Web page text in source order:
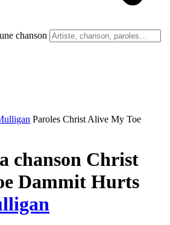
chanson
Paroles Christ Alive My Toe
chanson Christ
Dammit Hurts